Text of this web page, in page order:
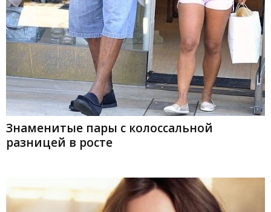
Знаменитые пары с колоссальной
разницей в росте